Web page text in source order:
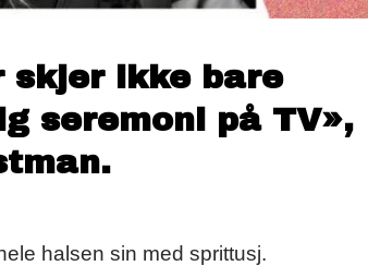
skjer ikke bare
seremoni på TV»,
halsen sin med sprittusj.